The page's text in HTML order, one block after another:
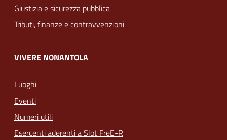
Giustizia e sicurezza pubblica
Tributi, finanze e contravvenzioni
VIVERE NONANTOLA
Luoghi
Eventi
Numeri utili
Esercenti aderenti a Slot FreE-R